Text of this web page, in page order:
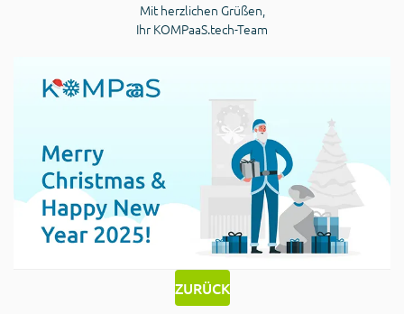
Mit herzlichen Grüßen,
Ihr KOMPaaS.tech-Team
ZURÜCK